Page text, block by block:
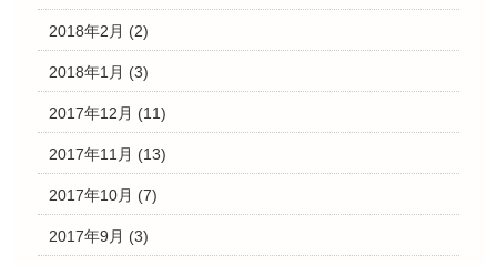
2018年2月 (2)
2018年1月 (3)
2017年12月 (11)
2017年11月 (13)
2017年10月 (7)
2017年9月 (3)